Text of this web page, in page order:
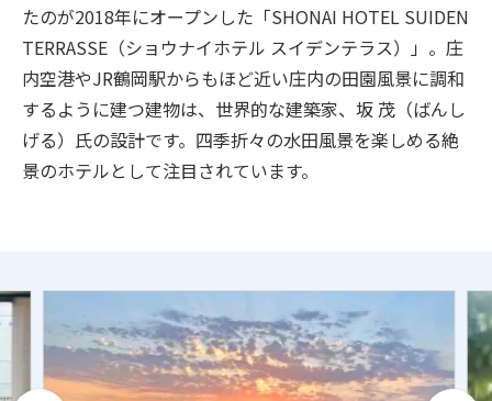
たのが2018年にオープンした「SHONAI HOTEL SUIDEN
TERRASSE（ショウナイホテル スイデンテラス）」。庄
内空港やJR鶴岡駅からもほど近い庄内の田園風景に調和
するように建つ建物は、世界的な建築家、坂 茂（ばんし
げる）氏の設計です。四季折々の水田風景を楽しめる絶
景のホテルとして注目されています。